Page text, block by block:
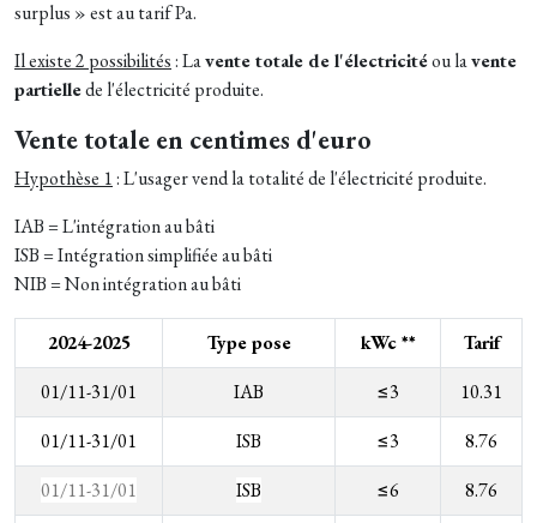
surplus » est au tarif Pa.
Il existe 2 possibilités: Lavente totale de l'électricitéou lavente
partiellede l'électricité produite.
Vente totale en centimes d'euro
Hypothèse 1: L'usager vend la totalité de l'électricité produite.
IAB = L'intégration au bâti
ISB = Intégration simplifiée au bâti
NIB = Non intégration au bâti
2024-2025 Type pose kWc **
Tarif
01/11-31/01
IAB ≤3
10.31
01/11-31/01
ISB ≤3
8.76
01/11-31/01
ISB ≤6
8.76